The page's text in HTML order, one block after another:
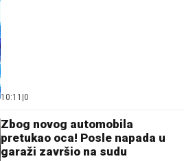
10:11 0
Zbog novog automobila
pretukao oca! Posle napada u
garaži završio na sudu